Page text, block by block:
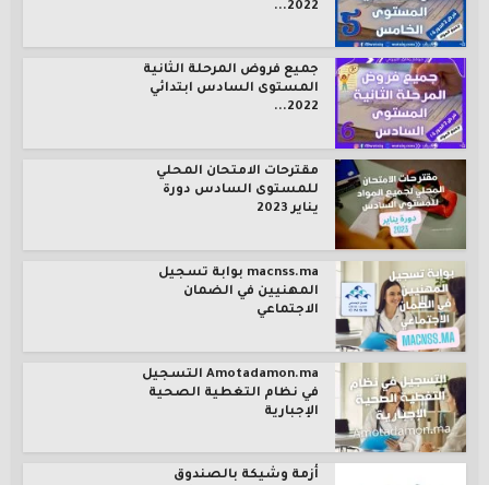
2022...
جميع فروض المرحلة الثانية
المستوى السادس ابتدائي
2022...
مقترحات الامتحان المحلي
للمستوى السادس دورة
يناير 2023
macnss.ma بوابة تسجيل
المهنيين في الضمان
الاجتماعي
Amotadamon.ma التسجيل
في نظام التغطية الصحية
الإجبارية
أزمة وشيكة بالصندوق